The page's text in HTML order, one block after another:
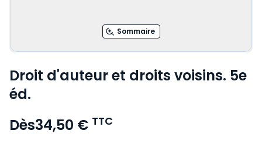
Sommaire
Droit d'auteur et droits voisins. 5e
éd.
Dès34,50 € TTC